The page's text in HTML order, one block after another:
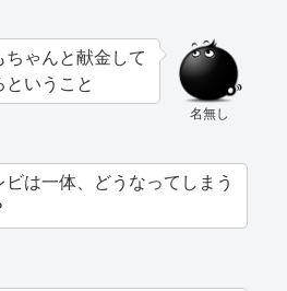
名無し
ゃんと献金して
ということ
ビは一体、どうなってしまう